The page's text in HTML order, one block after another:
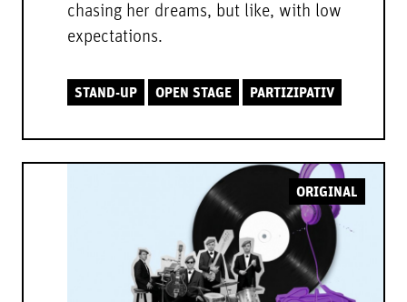
chasing her dreams, but like, with low
expectations.
STAND-UP OPEN STAGE PARTIZIPATIV
ORIGINAL